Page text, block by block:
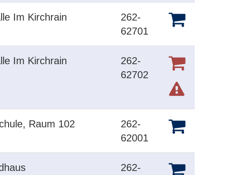
Im Kirchrain
262-
62701
Im Kirchrain
262-
62702
Raum 102
262-
62001
262-